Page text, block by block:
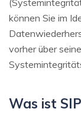
können Sie im
vorher über
Was ist